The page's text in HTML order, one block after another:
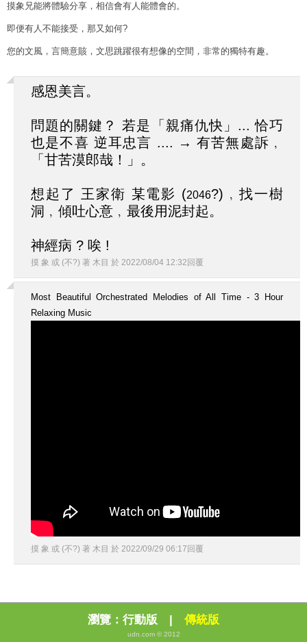
摸象兄能將體驗分享，相信會有人能體會的。
即便有人不能接受，那又如何?
您的文風，言簡意賅，文思跳躍很有想像的空間，非常的獨特有趣。
感恩美言。
問題的關鍵？ 若是「親痛仇快」... 恰巧
也是不喜 逆耳忠言 .... → 有苦無處訴﹐
「甘苦漠郎哉！」。
想起了 王家衛 某電影 (2046?)﹐找一樹
洞﹐傾吐心意﹐最後用泥封起。
神經病 ? 唉 !
摸 象 或 (不?) 著 木目 於 2022/08/04 12:32 回覆
Most Beautiful Orchestrated Melodies of All Time - 3 Hour
Relaxing Music
摸 象 或 (不?) 著 木目 於 2022/09/29 06:17 回覆
瀏覽： 行動版 傳統版
udn.com © 2012